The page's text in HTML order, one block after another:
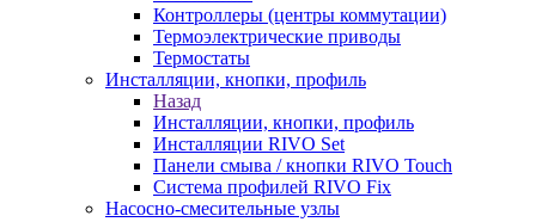
Контроллеры (центры коммутации)
Термоэлектрические приводы
Термостаты
Инсталляции, кнопки, профиль
Назад
Инсталляции, кнопки, профиль
Инсталляции RIVO Set
Панели смыва / кнопки RIVO Touch
Система профилей RIVO Fix
Насосно-смесительные узлы